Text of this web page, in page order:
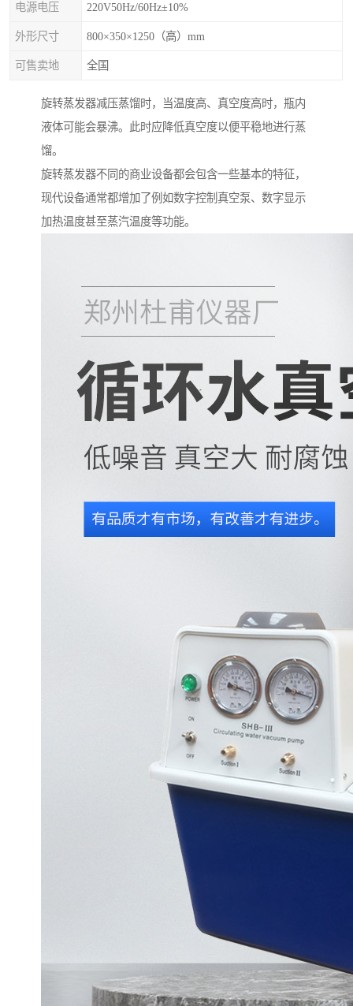
电源电压 220V50Hz/60Hz±10%
外形尺寸 800×350×1250（高）mm
可售卖地 全国
旋转蒸发器减压蒸馏时，当温度高、真空度高时，瓶内
液体可能会暴沸。此时应降低真空度以便平稳地进行蒸
馏。
旋转蒸发器不同的商业设备都会包含一些基本的特征，
现代设备通常都增加了例如数字控制真空泵、数字显示
加热温度甚至蒸汽温度等功能。